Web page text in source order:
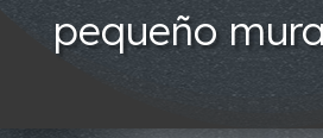
pequeño